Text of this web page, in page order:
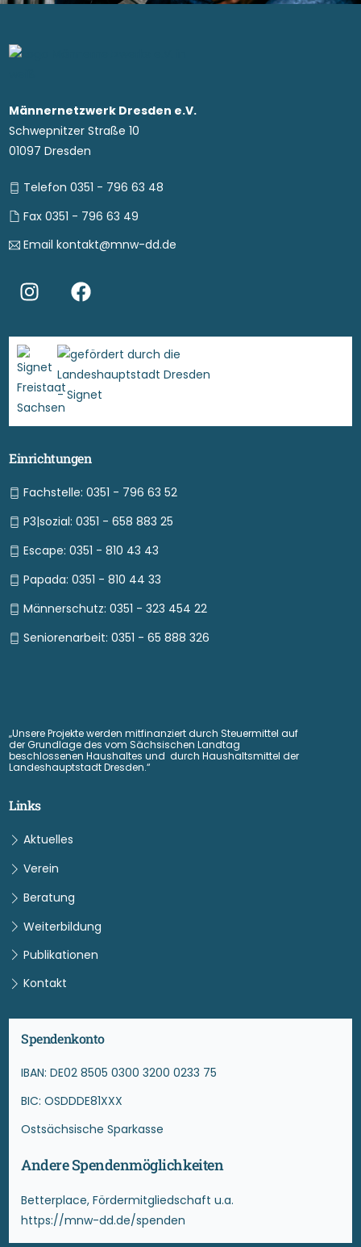
Männernetzwerk Dresden e.V.
Schwepnitzer Straße 10
01097 Dresden
Telefon 0351 - 796 63 48
Fax 0351 - 796 63 49
Email kontakt@mnw-dd.de
Einrichtungen
Fachstelle: 0351 - 796 63 52
P3|sozial: 0351 - 658 883 25
Escape: 0351 - 810 43 43
Papada: 0351 - 810 44 33
Männerschutz: 0351 - 323 454 22
Seniorenarbeit: 0351 - 65 888 326
„Unsere Projekte werden mitfinanziert durch Steuermittel auf
der Grundlage des vom Sächsischen Landtag
beschlossenen Haushaltes und durch Haushaltsmittel der
Landeshauptstadt Dresden.“
Links
Aktuelles
Verein
Beratung
Weiterbildung
Publikationen
Kontakt
Spendenkonto
IBAN: DE02 8505 0300 3200 0233 75
BIC: OSDDDE81XXX
Ostsächsische Sparkasse
Andere Spendenmöglichkeiten
Betterplace, Fördermitgliedschaft u.a.
https://mnw-dd.de/spenden